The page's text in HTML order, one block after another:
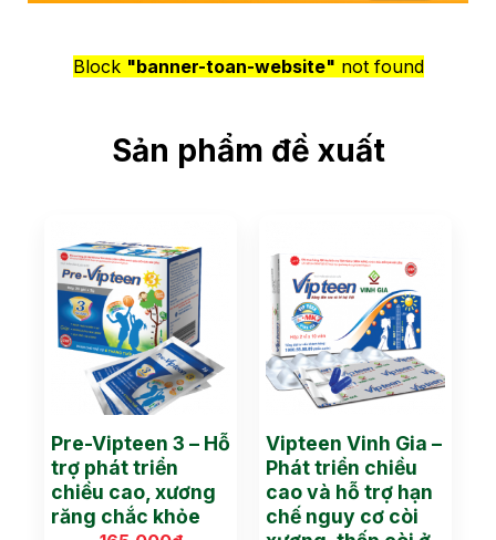
Block "banner-toan-website" not found
Sản phẩm đề xuất
Pre-Vipteen 3 – Hỗ
trợ phát triển
chiều cao, xương
răng chắc khỏe
Vipteen Vinh Gia –
Phát triển chiều
cao và hỗ trợ hạn
chế nguy cơ còi